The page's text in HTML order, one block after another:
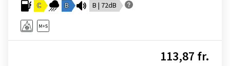
C B B | 72dB
113,87 fr.